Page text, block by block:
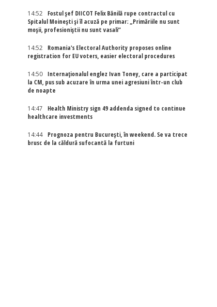
14:52
Fostul șef DIICOT Felix Bănilă rupe contractul cu
Spitalul Moinești și îl acuză pe primar: „Primăriile nu sunt
moșii, profesioniștii nu sunt vasali”
14:52
Romania's Electoral Authority proposes online
registration for EU voters, easier electoral procedures
14:50
Internaţionalul englez Ivan Toney, care a participat
la CM, pus sub acuzare în urma unei agresiuni într-un club
de noapte
14:47
Health Ministry sign 49 addenda signed to continue
healthcare investments
14:44
Prognoza pentru București, în weekend. Se va trece
brusc de la căldură sufocantă la furtuni